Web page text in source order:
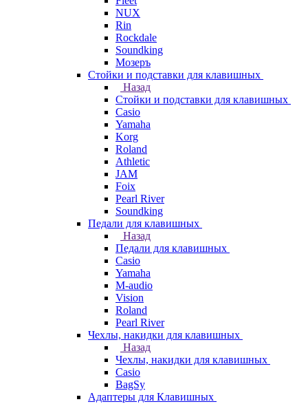
NUX
Rin
Rockdale
Soundking
Мозеръ
Стойки и подставки для клавишных
Назад
Стойки и подставки для клавишных
Casio
Yamaha
Korg
Roland
Athletic
JAM
Foix
Pearl River
Soundking
Педали для клавишных
Назад
Педали для клавишных
Casio
Yamaha
M-audio
Vision
Roland
Pearl River
Чехлы, накидки для клавишных
Назад
Чехлы, накидки для клавишных
Casio
BagSy
Адаптеры для Клавишных